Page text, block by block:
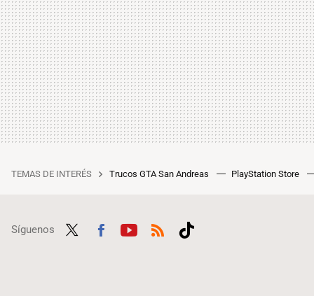
TEMAS DE INTERÉS Trucos GTA San Andreas PlayStation Store
Síguenos